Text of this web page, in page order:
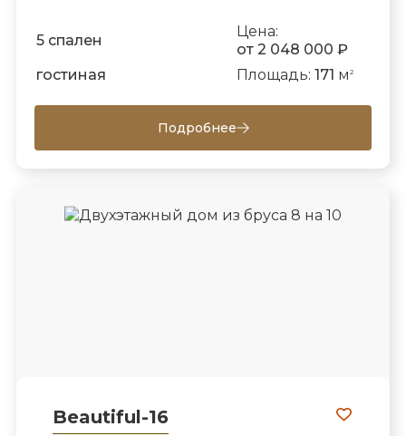
5 спален
Цена:
от 2 048 000 ₽
гостиная
Площадь: 171 м 2
Подробнее
Beautiful-16